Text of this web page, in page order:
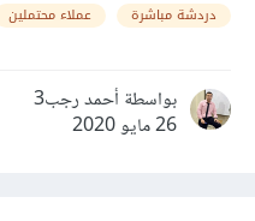
دردشة مباشرة عملاء محتملين
بواسطة أحمد رجب3
26 مايو 2020